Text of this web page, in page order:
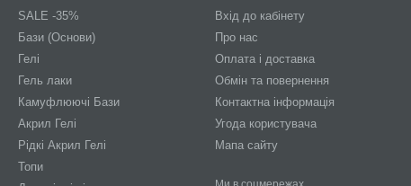
SALE -35%
Бази (Основи)
Гелі
Гель лаки
Камуфлюючі Бази
Акрил Гелі
Рідкі Акрил Гелі
Топи
Вхід до кабінету
Про нас
Оплата і доставка
Обмін та повернення
Контактна інформація
Угода користувача
Мапа сайту